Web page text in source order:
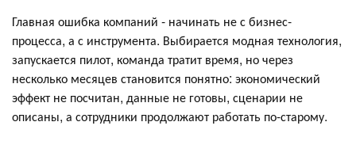
Главная ошибка компаний - начинать не с бизнес-
процесса, а с инструмента. Выбирается модная технология,
запускается пилот, команда тратит время, но через
несколько месяцев становится понятно: экономический
эффект не посчитан, данные не готовы, сценарии не
описаны, а сотрудники продолжают работать по-старому.